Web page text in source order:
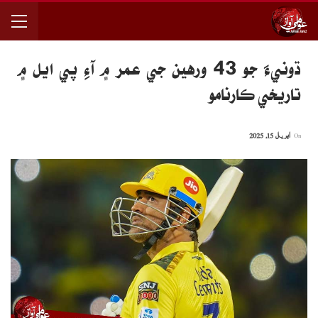
ڌونيءَ جو 43 ورهين جي عمر ۾ آءِ پي ايل ۾
تاريخي ڪارنامو
اپریل 15, 2025